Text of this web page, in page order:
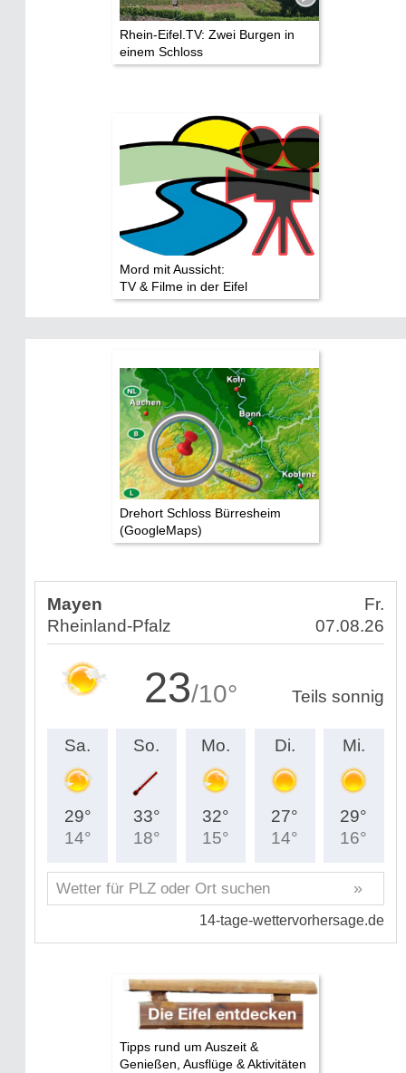
Rhein-Eifel.TV: Zwei Burgen in
einem Schloss
Mord mit Aussicht:
TV & Filme in der Eifel
Drehort Schloss Bürresheim
(GoogleMaps)
Tipps rund um Auszeit &
Genießen, Ausflüge & Aktivitäten